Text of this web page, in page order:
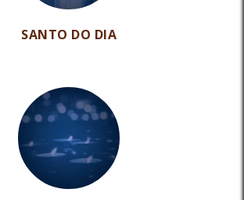
SANTO DO DIA